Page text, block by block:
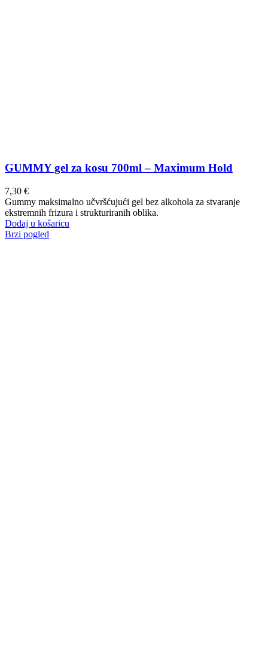
GUMMY gel za kosu 700ml – Maximum Hold
7,30 €
Gummy maksimalno učvršćujući gel bez alkohola za stvaranje
ekstremnih frizura i strukturiranih oblika.
Dodaj u košaricu
Brzi pogled